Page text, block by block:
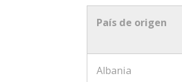
País de origen
Albania